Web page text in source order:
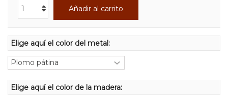
Añadir al carrito
Elige aquí el color del metal:
Elige aquí el color de la madera: